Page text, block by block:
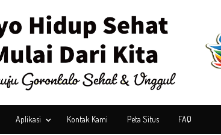
Aplikasi Kontak Kami Peta Situs FAQ